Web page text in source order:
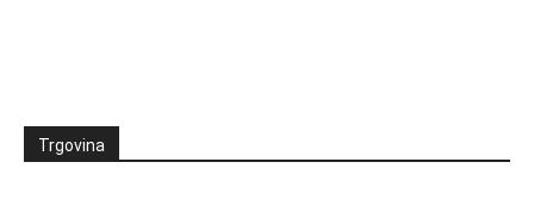
Trgovina